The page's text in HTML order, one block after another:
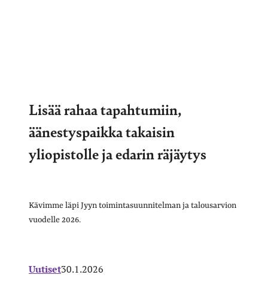
Lisää rahaa tapahtumiin,
äänestyspaikka takaisin
yliopistolle ja edarin räjäytys
Kävimme läpi Jyyn toimintasuunnitelman ja talousarvion
vuodelle 2026.
Uutiset30.1.2026